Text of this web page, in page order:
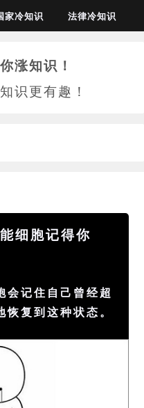
家冷知识 法律冷知识
涨知识！
识更有趣！
细胞记得你
会记住自己曾经超
复到这种状态。